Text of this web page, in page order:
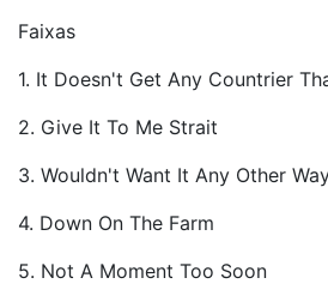
Faixas
1. It Doesn't Get Any Countrier
2. Give It To Me Strait
3. Wouldn't Want It Any Other
4. Down On The Farm
5. Not A Moment Too Soon